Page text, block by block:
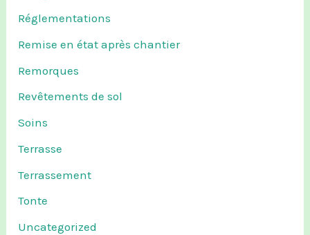
Réglementations
Remise en état après chantier
Remorques
Revêtements de sol
Soins
Terrasse
Terrassement
Tonte
Uncategorized